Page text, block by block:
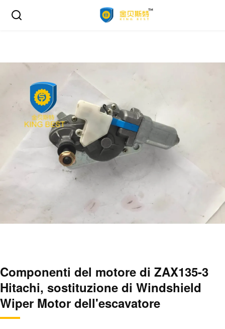
Componenti del motore di ZAX135-3
Hitachi, sostituzione di Windshield
Wiper Motor dell'escavatore